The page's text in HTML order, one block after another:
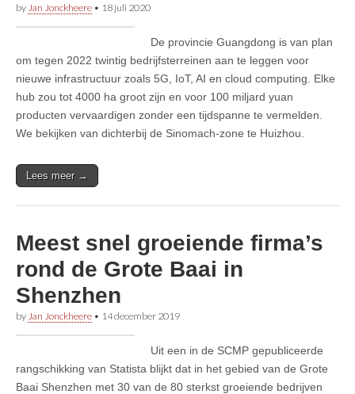
by Jan Jonckheere • 18 juli 2020
De provincie Guangdong is van plan
om tegen 2022 twintig bedrijfsterreinen aan te leggen voor
nieuwe infrastructuur zoals 5G, IoT, AI en cloud computing. Elke
hub zou tot 4000 ha groot zijn en voor 100 miljard yuan
producten vervaardigen zonder een tijdspanne te vermelden.
We bekijken van dichterbij de Sinomach-zone te Huizhou.
Lees meer →
Meest snel groeiende firma’s
rond de Grote Baai in
Shenzhen
by Jan Jonckheere • 14 december 2019
Uit een in de SCMP gepubliceerde
rangschikking van Statista blijkt dat in het gebied van de Grote
Baai Shenzhen met 30 van de 80 sterkst groeiende bedrijven